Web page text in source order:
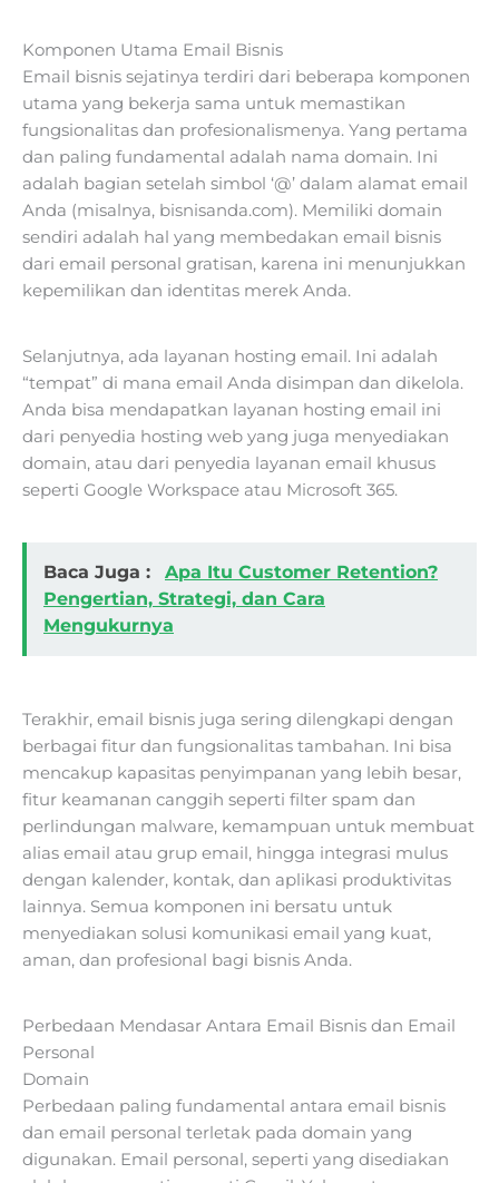
Komponen Utama Email Bisnis
Email bisnis sejatinya terdiri dari beberapa komponen
utama yang bekerja sama untuk memastikan
fungsionalitas dan profesionalismenya. Yang pertama
dan paling fundamental adalah nama domain. Ini
adalah bagian setelah simbol ‘@’ dalam alamat email
Anda (misalnya, bisnisanda.com). Memiliki domain
sendiri adalah hal yang membedakan email bisnis
dari email personal gratisan, karena ini menunjukkan
kepemilikan dan identitas merek Anda.
Selanjutnya, ada layanan hosting email. Ini adalah
“tempat” di mana email Anda disimpan dan dikelola.
Anda bisa mendapatkan layanan hosting email ini
dari penyedia hosting web yang juga menyediakan
domain, atau dari penyedia layanan email khusus
seperti Google Workspace atau Microsoft 365.
Baca Juga :
Apa Itu Customer Retention?
Pengertian, Strategi, dan Cara
Mengukurnya
Terakhir, email bisnis juga sering dilengkapi dengan
berbagai fitur dan fungsionalitas tambahan. Ini bisa
mencakup kapasitas penyimpanan yang lebih besar,
fitur keamanan canggih seperti filter spam dan
perlindungan malware, kemampuan untuk membuat
alias email atau grup email, hingga integrasi mulus
dengan kalender, kontak, dan aplikasi produktivitas
lainnya. Semua komponen ini bersatu untuk
menyediakan solusi komunikasi email yang kuat,
aman, dan profesional bagi bisnis Anda.
Perbedaan Mendasar Antara Email Bisnis dan Email
Personal
Domain
Perbedaan paling fundamental antara email bisnis
dan email personal terletak pada domain yang
digunakan. Email personal, seperti yang disediakan